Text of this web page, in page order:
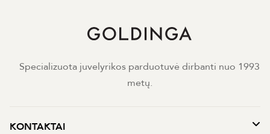
Specializuota juvelyrikos parduotuvė dirbanti nuo 1993
metų.
KONTAKTAI